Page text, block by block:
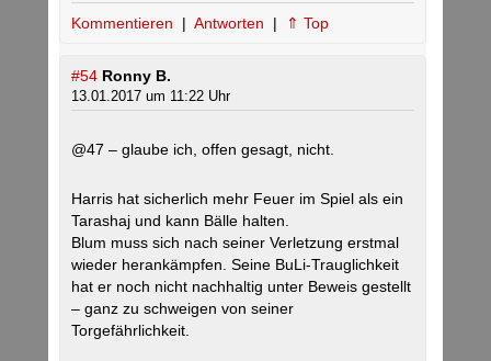
Kommentieren | Antworten | ⇑ Top
#54 Ronny B.
13.01.2017 um 11:22 Uhr
@47 – glaube ich, offen gesagt, nicht.
Harris hat sicherlich mehr Feuer im Spiel als ein
Tarashaj und kann Bälle halten.
Blum muss sich nach seiner Verletzung erstmal
wieder herankämpfen. Seine BuLi-Trauglichkeit
hat er noch nicht nachhaltig unter Beweis gestellt
– ganz zu schweigen von seiner
Torgefährlichkeit.